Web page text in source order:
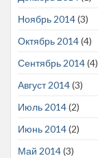
Ноябрь 2014(3)
Октябрь 2014(4)
Сентябрь 2014(4)
Август 2014(3)
Июль 2014(2)
Июнь 2014(2)
Май 2014(3)